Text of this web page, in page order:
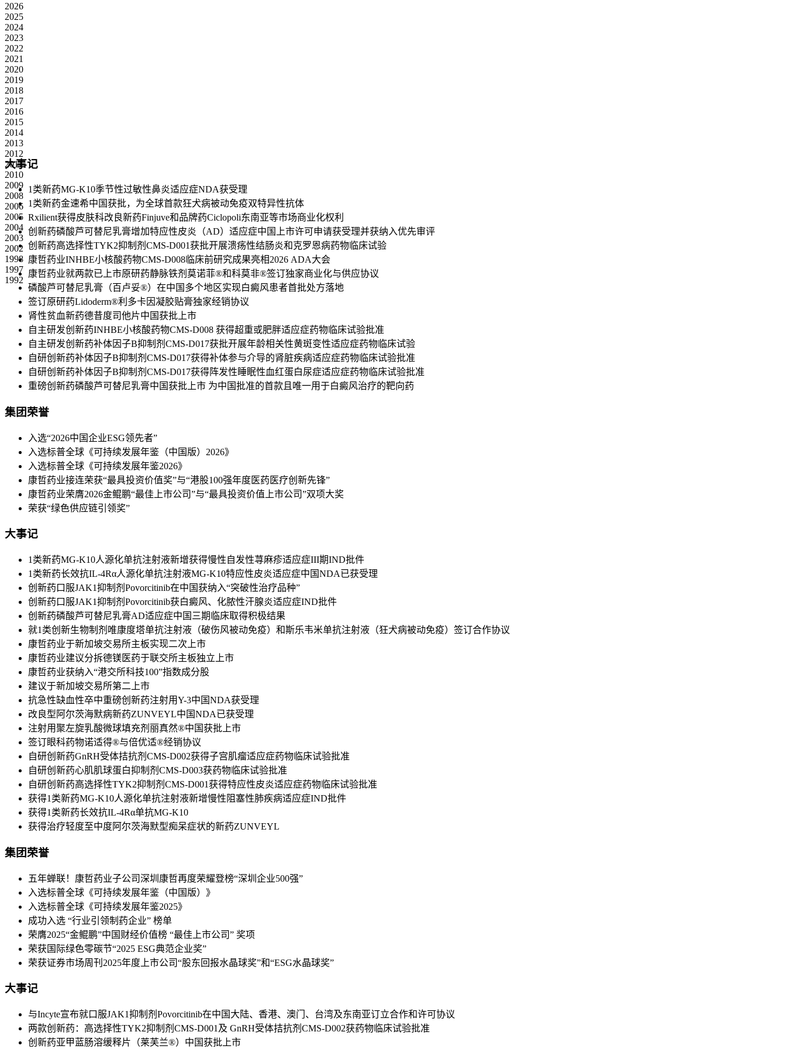
2026
2025
2024
2023
2022
2021
2020
2019
2018
2017
2016
2015
2014
2013
2012
2011
2010
2009
2008
2006
2005
2004
2003
2002
1998
1997
1992
大事记
1类新药MG-K10季节性过敏性鼻炎适应症NDA获受理
1类新药金速希中国获批，为全球首款狂犬病被动免疫双特异性抗体
Rxilient获得皮肤科改良新药Finjuve和品牌药Ciclopoli东南亚等市场商业化权利
创新药磷酸芦可替尼乳膏增加特应性皮炎（AD）适应症中国上市许可申请获受理并获纳入优先审评
创新药高选择性TYK2抑制剂CMS-D001获批开展溃疡性结肠炎和克罗恩病药物临床试验
康哲药业INHBE小核酸药物CMS-D008临床前研究成果亮相2026 ADA大会
康哲药业就两款已上市原研药静脉铁剂莫诺菲®和科莫非®签订独家商业化与供应协议
磷酸芦可替尼乳膏（百卢妥®）在中国多个地区实现白癜风患者首批处方落地
签订原研药Lidoderm®利多卡因凝胶贴膏独家经销协议
肾性贫血新药德昔度司他片中国获批上市
自主研发创新药INHBE小核酸药物CMS-D008 获得超重或肥胖适应症药物临床试验批准
自主研发创新药补体因子B抑制剂CMS-D017获批开展年龄相关性黄斑变性适应症药物临床试验
自研创新药补体因子B抑制剂CMS-D017获得补体参与介导的肾脏疾病适应症药物临床试验批准
自研创新药补体因子B抑制剂CMS-D017获得阵发性睡眠性血红蛋白尿症适应症药物临床试验批准
重磅创新药磷酸芦可替尼乳膏中国获批上市 为中国批准的首款且唯一用于白癜风治疗的靶向药
集团荣誉
入选“2026中国企业ESG领先者”
入选标普全球《可持续发展年鉴（中国版）2026》
入选标普全球《可持续发展年鉴2026》
康哲药业接连荣获“最具投资价值奖”与“港股100强年度医药医疗创新先锋”
康哲药业荣膺2026金鲲鹏“最佳上市公司”与“最具投资价值上市公司”双项大奖
荣获“绿色供应链引领奖”
大事记
1类新药MG-K10人源化单抗注射液新增获得慢性自发性荨麻疹适应症III期IND批件
1类新药长效抗IL-4Rα人源化单抗注射液MG-K10特应性皮炎适应症中国NDA已获受理
创新药口服JAK1抑制剂Povorcitinib在中国获纳入“突破性治疗品种”
创新药口服JAK1抑制剂Povorcitinib获白癜风、化脓性汗腺炎适应症IND批件
创新药磷酸芦可替尼乳膏AD适应症中国三期临床取得积极结果
就1类创新生物制剂唯康度塔单抗注射液（破伤风被动免疫）和斯乐韦米单抗注射液（狂犬病被动免疫）签订合作协议
康哲药业于新加坡交易所主板实现二次上市
康哲药业建议分拆德镁医药于联交所主板独立上市
康哲药业获纳入“港交所科技100”指数成分股
建议于新加坡交易所第二上市
抗急性缺血性卒中重磅创新药注射用Y-3中国NDA获受理
改良型阿尔茨海默病新药ZUNVEYL中国NDA已获受理
注射用聚左旋乳酸微球填充剂丽真然®中国获批上市
签订眼科药物诺适得®与倍优适®经销协议
自研创新药GnRH受体拮抗剂CMS-D002获得子宫肌瘤适应症药物临床试验批准
自研创新药心肌肌球蛋白抑制剂CMS-D003获药物临床试验批准
自研创新药高选择性TYK2抑制剂CMS-D001获得特应性皮炎适应症药物临床试验批准
获得1类新药MG-K10人源化单抗注射液新增慢性阻塞性肺疾病适应症IND批件
获得1类新药长效抗IL-4Rα单抗MG-K10
获得治疗轻度至中度阿尔茨海默型痴呆症状的新药ZUNVEYL
集团荣誉
五年蝉联！康哲药业子公司深圳康哲再度荣耀登榜“深圳企业500强”
入选标普全球《可持续发展年鉴（中国版）》
入选标普全球《可持续发展年鉴2025》
成功入选 “行业引领制药企业” 榜单
荣膺2025“金鲲鹏”中国财经价值榜 “最佳上市公司” 奖项
荣获国际绿色零碳节“2025 ESG典范企业奖”
荣获证券市场周刊2025年度上市公司“股东回报水晶球奖”和“ESG水晶球奖”
大事记
与Incyte宣布就口服JAK1抑制剂Povorcitinib在中国大陆、香港、澳门、台湾及东南亚订立合作和许可协议
两款创新药：高选择性TYK2抑制剂CMS-D001及 GnRH受体拮抗剂CMS-D002获药物临床试验批准
创新药亚甲蓝肠溶缓释片（莱芙兰®）中国获批上市